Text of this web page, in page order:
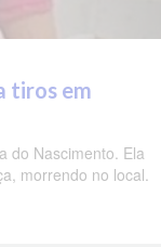
tiros em
do Nascimento. Ela
morrendo no local.